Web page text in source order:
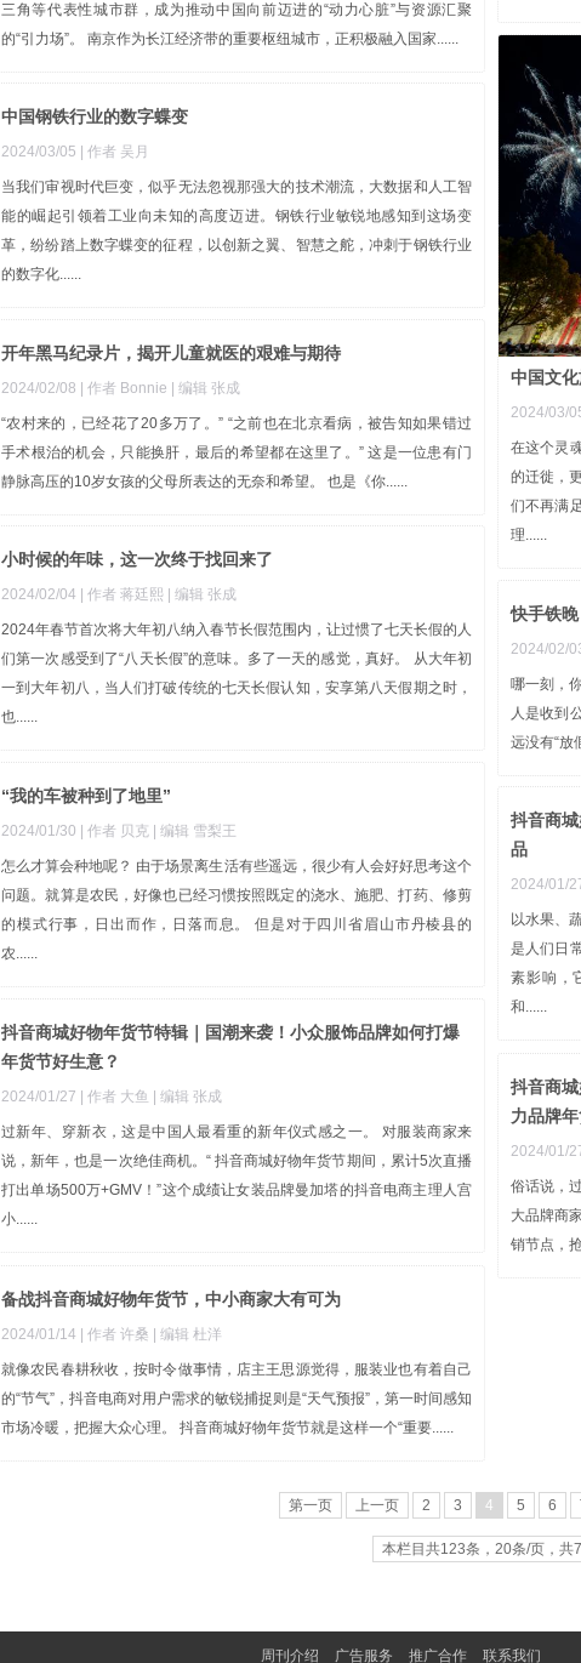
三角等代表性城市群，成为推动中国向前迈进的“动力心脏”与资源汇聚
的“引力场”。 南京作为长江经济带的重要枢纽城市，正积极融入国家......
中国文
2024/03/
在这个灵
的迁徙，
们不再满
理......
中国钢铁行业的数字蝶变
2024/03/05 | 作者 吴月
当我们审视时代巨变，似乎无法忽视那强大的技术潮流，大数据和人工智
能的崛起引领着工业向未知的高度迈进。钢铁行业敏锐地感知到这场变
革，纷纷踏上数字蝶变的征程，以创新之翼、智慧之舵，冲刺于钢铁行业
的数字化......
开年黑马纪录片，揭开儿童就医的艰难与期待
2024/02/08 | 作者 Bonnie | 编辑 张成
“农村来的，已经花了20多万了。” “之前也在北京看病，被告知如果错过
手术根治的机会，只能换肝，最后的希望都在这里了。” 这是一位患有门
静脉高压的10岁女孩的父母所表达的无奈和希望。 也是《你......
小时候的年味，这一次终于找回来了
2024/02/04 | 作者 蒋廷熙 | 编辑 张成
2024年春节首次将大年初八纳入春节长假范围内，让过惯了七天长假的人
们第一次感受到了“八天长假”的意味。多了一天的感觉，真好。 从大年初
一到大年初八，当人们打破传统的七天长假认知，安享第八天假期之时，
也......
快手铁
2024/02/
哪一刻，
人是收到
远没有“放
“我的车被种到了地里”
2024/01/30 | 作者 贝克 | 编辑 雪梨王
怎么才算会种地呢？ 由于场景离生活有些遥远，很少有人会好好思考这个
问题。就算是农民，好像也已经习惯按照既定的浇水、施肥、打药、修剪
的模式行事，日出而作，日落而息。 但是对于四川省眉山市丹棱县的
农......
抖音商
品​
2024/01/
以水果、
是人们日
素影响，
和......
抖音商城好物年货节特辑｜国潮来袭！小众服饰品牌如何打爆
年货节好生意？
2024/01/27 | 作者 大鱼 | 编辑 张成
过新年、穿新衣，这是中国人最看重的新年仪式感之一。 对服装商家来
说，新年，也是一次绝佳商机。“ 抖音商城好物年货节期间，累计5次直播
打出单场500万+GMV！”这个成绩让女装品牌曼加塔的抖音电商主理人宫
小......
抖音商
力品牌
2024/01/
俗话说，
大品牌商
销节点，
备战抖音商城好物年货节，中小商家大有可为
2024/01/14 | 作者 许桑 | 编辑 杜洋
就像农民春耕秋收，按时令做事情，店主王思源觉得，服装业也有着自己
的“节气”，抖音电商对用户需求的敏锐捕捉则是“天气预报”，第一时间感知
市场冷暖，把握大众心理。 抖音商城好物年货节就是这样一个“重要......
第一页 上一页 2 3 4 5 6
本栏目共123条，20条/页，共
周刊介绍 广告服务 推广合作 联系我们